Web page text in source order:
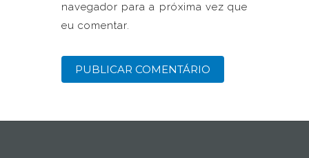
navegador para a próxima vez que
eu comentar.